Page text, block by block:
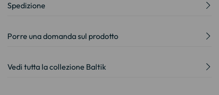
Spedizione
Porre una domanda sul prodotto
Vedi tutta la collezione Baltik